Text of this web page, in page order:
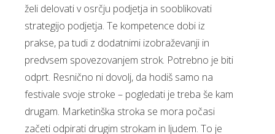
želi delovati v osrčju podjetja in sooblikovati
strategijo podjetja. Te kompetence dobi iz
prakse, pa tudi z dodatnimi izobraževanji in
predvsem spovezovanjem strok. Potrebno je biti
odprt. Resnično ni dovolj, da hodiš samo na
festivale svoje stroke – pogledati je treba še kam
drugam. Marketinška stroka se mora počasi
začeti odpirati drugim strokam in ljudem. To je